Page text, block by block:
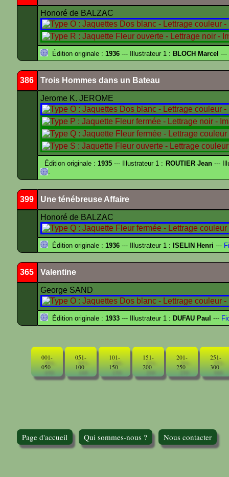
Honoré de BALZAC
Édition originale : 1936 --- Illustrateur 1 : BLOCH Marcel ---
386 Trois Hommes dans un Bateau
Jerome K. JEROME
Édition originale :1935 --- Illustrateur 1 : ROUTIER Jean---
-
399 Une ténébreuse Affaire
Honoré de BALZAC
Édition originale : 1936 --- Illustrateur 1 : ISELIN Henri ---
365 Valentine
George SAND
Édition originale : 1933 --- Illustrateur 1 : DUFAU Paul ---
001-
050
051-
100
101-
150
151-
200
201-
250
251-
300
Page d'accueil Qui sommes-nous ? Nous contacter